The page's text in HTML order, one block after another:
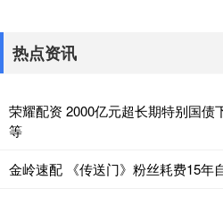
热点资讯
荣耀配资 2000亿元超长期特别国债
等
金岭速配 《传送门》粉丝耗费15年